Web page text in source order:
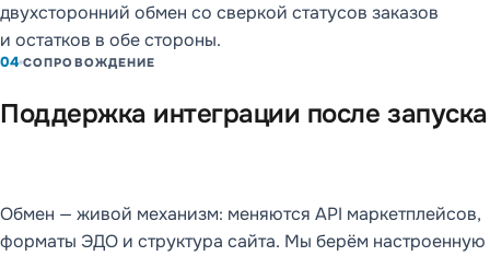
двухсторонний обмен со сверкой статусов заказов
и остатков в обе стороны.
04 СОПРОВОЖДЕНИЕ
Поддержка интеграции после запуска
Обмен — живой механизм: меняются API маркетплейсов,
форматы ЭДО и структура сайта. Мы берём настроенную